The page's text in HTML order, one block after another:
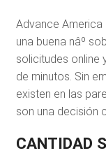
Advance America
una buena nâº
solicitudes online
de minutos. Sin
existen en las
son una decisión
CANTIDAD